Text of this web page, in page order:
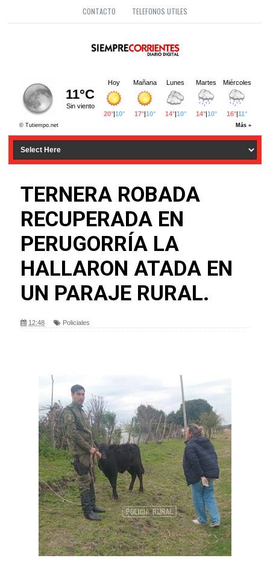
CONTACTO TELEFONOS UTILES
TERNERA ROBADA
RECUPERADA EN
PERUGORRÍA LA
HALLARON ATADA EN
UN PARAJE RURAL.
12:48 Policiales